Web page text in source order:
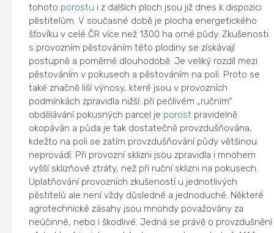
tohoto porostu i z dalších ploch jsou již dnes k dispozici
pěstitelům. V současné době je plocha energetického
šťovíku v celé ČR více než 1300 ha orné půdy. Zkušenosti
s provozním pěstováním této plodiny se získávají
postupně a poměrně dlouhodobě. Je veliký rozdíl mezi
pěstováním v pokusech a pěstováním na poli. Proto se
také značně liší výnosy, které jsou v provozních
podmínkách zpravidla nižší: při pečlivém „ručním“
obdělávání pokusných parcel je porost pravidelně
okopáván a půda je tak dostatečně provzdušňována,
kdežto na poli se zatím provzdušňování půdy většinou
neprovádí. Při provozní sklizni jsou zpravidla i mnohem
vyšší sklizňové ztráty, než při ruční sklizni na pokusech.
Uplatňování provozních zkušeností u jednotlivých
pěstitelů ale není vždy důsledné a jednoduché. Některé
agrotechnické zásahy jsou mnohdy považovány za
neúčinné, nebo i škodlivé. Jedná se právě o provzdušnění